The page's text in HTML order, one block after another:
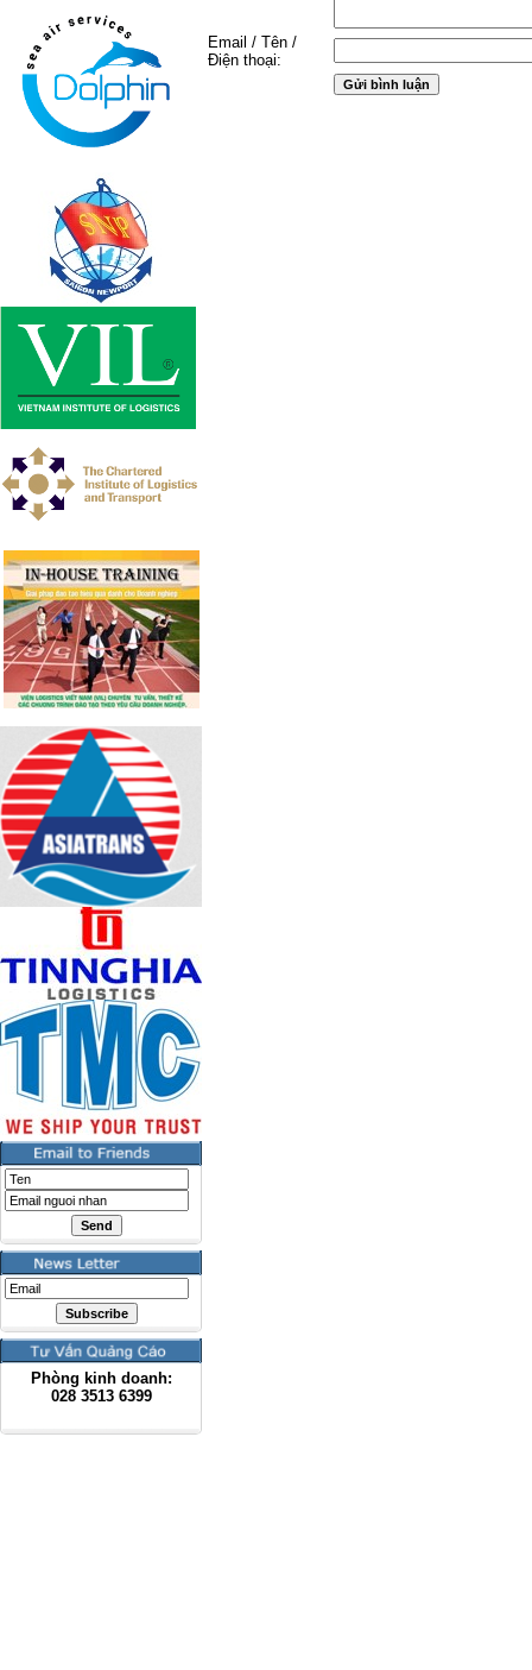
Phòng kinh doanh:
028 3513 6399
Email / Tên /
Điện thoại: